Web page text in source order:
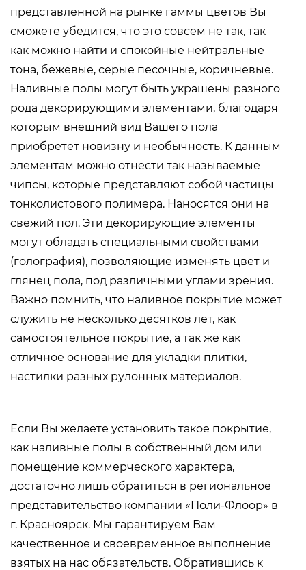
представленной на рынке гаммы цветов Вы
сможете убедится, что это совсем не так, так
как можно найти и спокойные нейтральные
тона, бежевые, серые песочные, коричневые.
Наливные полы могут быть украшены разного
рода декорирующими элементами, благодаря
которым внешний вид Вашего пола
приобретет новизну и необычность. К данным
элементам можно отнести так называемые
чипсы, которые представляют собой частицы
тонколистового полимера. Наносятся они на
свежий пол. Эти декорирующие элементы
могут обладать специальными свойствами
(голография), позволяющие изменять цвет и
глянец пола, под различными углами зрения.
Важно помнить, что наливное покрытие может
служить не несколько десятков лет, как
самостоятельное покрытие, а так же как
отличное основание для укладки плитки,
настилки разных рулонных материалов.
Если Вы желаете установить такое покрытие,
как наливные полы в собственный дом или
помещение коммерческого характера,
достаточно лишь обратиться в региональное
представительство компании «Поли-Флоор» в
г. Красноярск. Мы гарантируем Вам
качественное и своевременное выполнение
взятых на нас обязательств. Обратившись к